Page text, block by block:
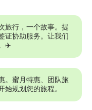
旅行，一个故事。提
证协助服务。让我们
✈️
。蜜月特惠、团队旅
规划您的旅程。